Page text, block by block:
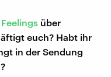
über
euch? Habt ihr
in der Sendung